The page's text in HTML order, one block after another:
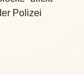
Polizei